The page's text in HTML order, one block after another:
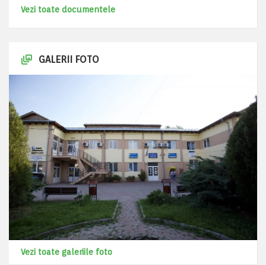
Vezi toate documentele
GALERII FOTO
Vezi toate galeriile foto